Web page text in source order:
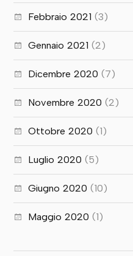
Febbraio 2021 (3)
Gennaio 2021 (2)
Dicembre 2020 (7)
Novembre 2020 (2)
Ottobre 2020 (1)
Luglio 2020 (5)
Giugno 2020 (10)
Maggio 2020 (1)